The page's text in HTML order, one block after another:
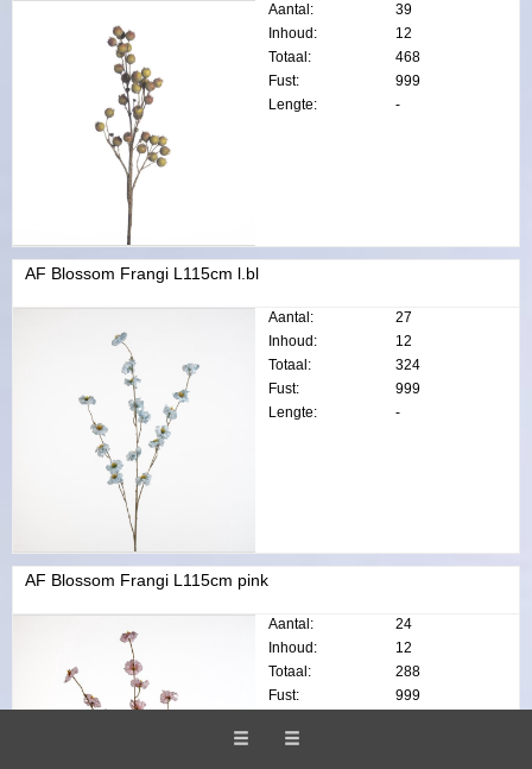
Aantal:
39
Inhoud:
12
Totaal:
468
Fust:
999
Lengte:
-
AF Blossom Frangi L115cm l.bl
Aantal:
27
Inhoud:
12
Totaal:
324
Fust:
999
Lengte:
-
AF Blossom Frangi L115cm pink
Aantal:
24
Inhoud:
12
Totaal:
288
Fust:
999